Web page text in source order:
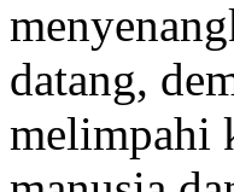
datang,
melimpahi